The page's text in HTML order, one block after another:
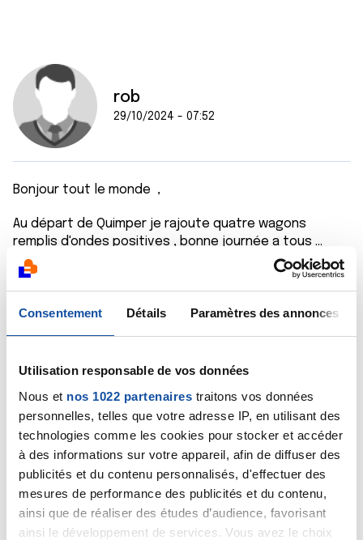
Consentement Détails Paramètres des annonces
Utilisation responsable de vos données
Nous et nos 1022 partenaires traitons vos données
personnelles, telles que votre adresse IP, en utilisant des
technologies comme les cookies pour stocker et accéder
à des informations sur votre appareil, afin de diffuser des
publicités et du contenu personnalisés, d'effectuer des
mesures de performance des publicités et du contenu,
ainsi que de réaliser des études d’audience, favorisant
ainsi le développement de services. Vous avez le choix
rob
29/10/2024 - 07:52
Bonjour tout le monde ,
Au départ de Quimper je rajoute quatre wagons
remplis d'ondes positives , bonne journée a tous ...
Citer
mich27
29/10/2024 - 07:57
Quatre wagons de courage et de pensées positives
en partance de Normandie rejoignent le petit train ce
matin. Belle journée à tous